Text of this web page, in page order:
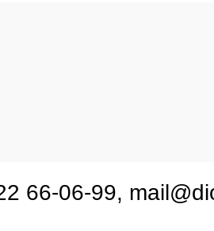
66-06-99,